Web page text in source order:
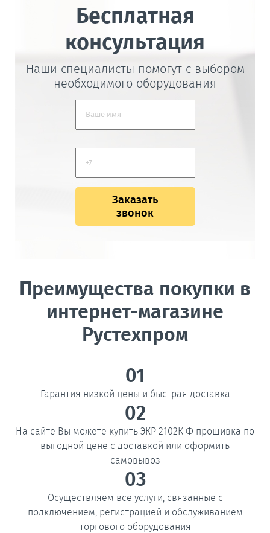
Бесплатная
консультация
Наши специалисты помогут с выбором
необходимого оборудования
Заказать
звонок
Преимущества покупки в
интернет-магазине
Рустехпром
01
Гарантия низкой цены и быстрая доставка
02
На сайте Вы можете купить ЭКР 2102К Ф прошивка по
выгодной цене с доставкой или оформить
самовывоз
03
Осуществляем все услуги, связанные с
подключением, регистрацией и обслуживанием
торгового оборудования